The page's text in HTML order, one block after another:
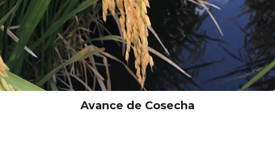
Avance de Cosecha